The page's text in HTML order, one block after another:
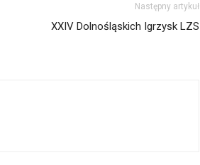
Następny artykuł
XXIV Dolnośląskich Igrzysk LZS